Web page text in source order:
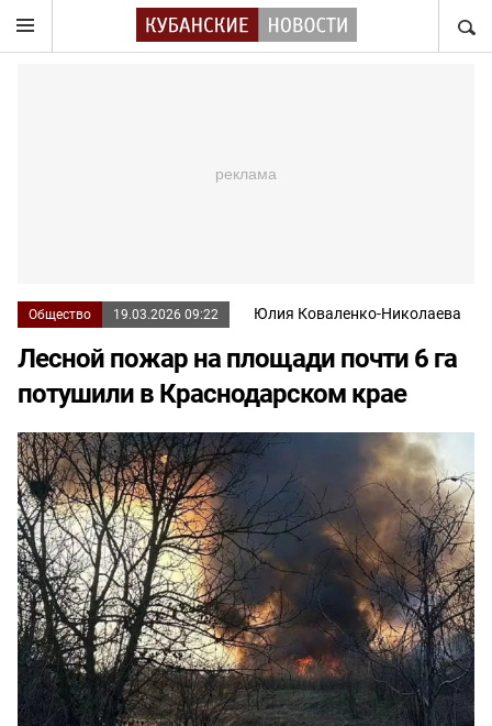
Общество 19.03.2026 09:22 Юлия Коваленко-Николаева
Лесной пожар на площади почти 6 га
потушили в Краснодарском крае